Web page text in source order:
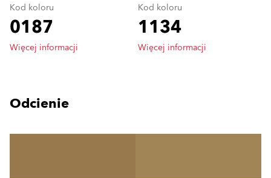
Kod koloru
0187
Więcej informacji
Kod koloru
1134
Więcej informacji
Odcienie